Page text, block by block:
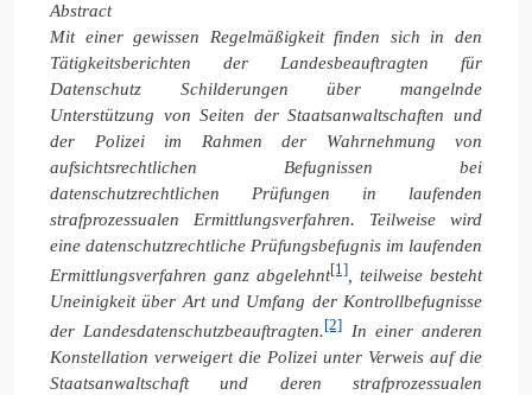
Abstract
Mit einer gewissen Regelmäßigkeit finden sich in den
Tätigkeitsberichten der Landesbeauftragten für
Datenschutz Schilderungen über mangelnde
Unterstützung von Seiten der Staatsanwaltschaften und
der Polizei im Rahmen der Wahrnehmung von
aufsichtsrechtlichen Befugnissen bei
datenschutzrechtlichen Prüfungen in laufenden
strafprozessualen Ermittlungsverfahren. Teilweise wird
eine datenschutzrechtliche Prüfungsbefugnis im laufenden
Ermittlungsverfahren ganz abgelehnt[1] , teilweise besteht
Uneinigkeit über Art und Umfang der Kontrollbefugnisse
der Landesdatenschutzbeauftragten.[2] In einer anderen
Konstellation verweigert die Polizei unter Verweis auf die
Staatsanwaltschaft und deren strafprozessualen